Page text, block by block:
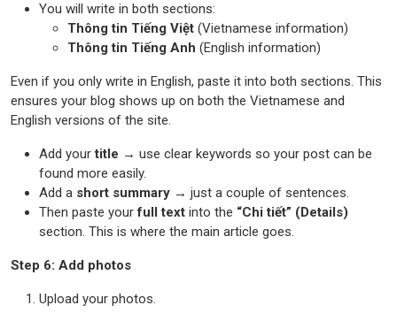
You will write in both sections:
Thông tin Tiếng Việt (Vietnamese information)
Thông tin Tiếng Anh (English information)
Even if you only write in English, paste it into both sections. This
ensures your blog shows up on both the Vietnamese and
English versions of the site.
Add yourtitle → use clear keywords so your post can be
found more easily.
Add a short summary → just a couple of sentences.
Then paste yourfull text into the “Chi tiết” (Details)
section. This is where the main article goes.
Step 6: Add photos
Upload your photos.